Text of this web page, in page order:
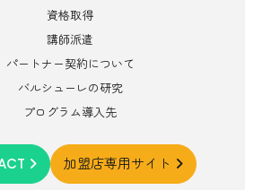
資格取得
講師派遣
パートナー契約について
バルシューレの研究
プログラム導入先
加盟店専用サイト